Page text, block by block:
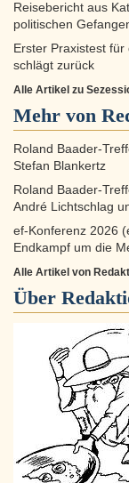
Reisebericht aus
politischen
Erster Praxistest
schlägt zurück
Alle Artikel zu
Mehr von
Roland Baader-
Stefan Blankertz
Roland Baader-
André Lichtschlag
ef-Konferenz 2026
Endkampf um die
Alle Artikel von
Über